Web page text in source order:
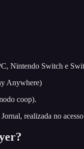
Nintendo Switch e
Anywhere)
coop).
realizada no